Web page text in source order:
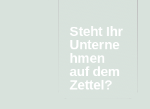
Steht Ihr
Unterne
hmen
auf dem
Zettel?